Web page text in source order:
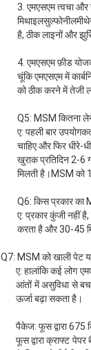
3. एमएसएम त्वचा और
है, ठीक लाइनों और
4. एमएसएम फ़ीड
चूंकि एमएसएम में
को ठीक करने में तेजी
Q5: MSM कितना
ए: पहली बार
चाहिए और फिर धीरे-
खुराक प्रतिदिन 2-6
मिलती है।MSM को
Q6: किस प्रकार का
ए: प्रकार कुंजी नहीं
करता है और 30-45
Q7: MSM को खाली पेट
ए: हालांकि कई लोग
आंतों में असुविधा से
ऊर्जा बढ़ा सकता है।
पैकेज: फूस द्वारा 675
फूस द्वारा क्राफ्ट